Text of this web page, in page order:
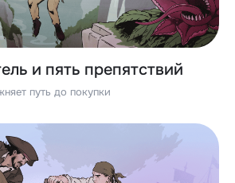
и пять препятствий
путь до покупки